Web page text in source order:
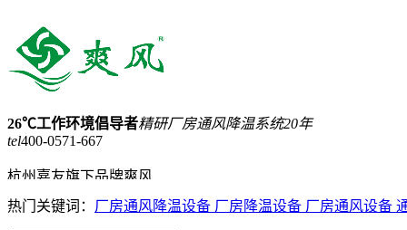
26℃工作环境倡导者精研厂房通风降温系统20年
tel400-0571-667
杭州嘉友旗下品牌爽风
15168257898
热门关键词： 厂房通风降温设备 厂房降温设备 厂房通风设备